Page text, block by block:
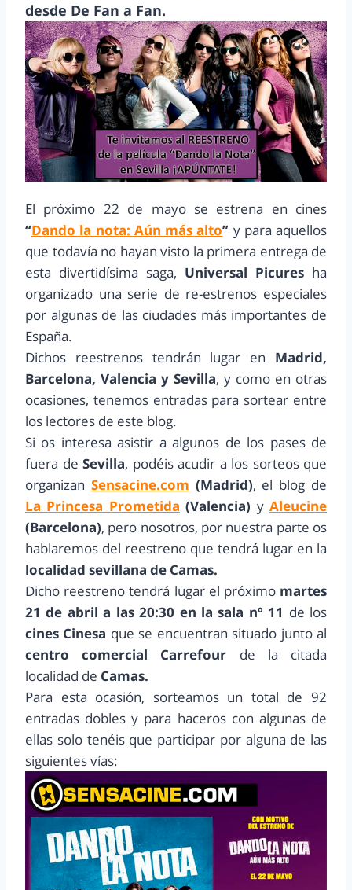
desde De Fan a Fan.
El próximo 22 de mayo se estrena en cines
“Dando la nota: Aún más alto” y para aquellos
que todavía no hayan visto la primera entrega de
esta divertidísima saga, Universal Picures ha
organizado una serie de re-estrenos especiales
por algunas de las ciudades más importantes de
España.
Dichos reestrenos tendrán lugar en Madrid,
Barcelona, Valencia y Sevilla, y como en otras
ocasiones, tenemos entradas para sortear entre
los lectores de este blog.
Si os interesa asistir a algunos de los pases de
fuera de Sevilla, podéis acudir a los sorteos que
organizan Sensacine.com (Madrid), el blog de
La Princesa Prometida (Valencia) yAleucine
(Barcelona), pero nosotros, por nuestra parte os
hablaremos del reestreno que tendrá lugar en la
localidad sevillana de Camas.
Dicho reestreno tendrá lugar el próximo martes
21 de abril a las 20:30 en la sala nº 11 de los
cines Cinesa que se encuentran situado junto al
centro comercial Carrefour de la citada
localidad de Camas.
Para esta ocasión, sorteamos un total de 92
entradas dobles y para haceros con algunas de
ellas solo tenéis que participar por alguna de las
siguientes vías: